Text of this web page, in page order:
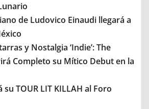
de Ludovico Einaudi llegará a
y Nostalgia ‘Indie’: The
Completo su Mítico Debut en la
TOUR LIT KILLAH al Foro